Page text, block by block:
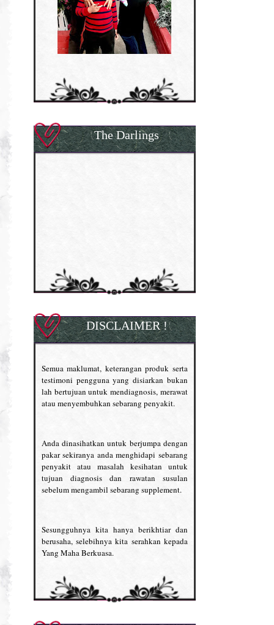
The Darlings
DISCLAIMER !
Semua maklumat, keterangan produk serta
testimoni pengguna yang disiarkan bukan
lah bertujuan untuk mendiagnosis, merawat
atau menyembuhkan sebarang penyakit.
Anda dinasihatkan untuk berjumpa dengan
pakar sekiranya anda menghidapi sebarang
penyakit atau masalah kesihatan untuk
tujuan diagnosis dan rawatan susulan
sebelum mengambil sebarang supplement.
Sesungguhnya kita hanya berikhtiar dan
berusaha, selebihnya kita serahkan kepada
Yang Maha Berkuasa.